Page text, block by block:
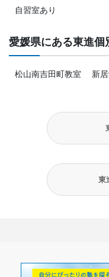
自習室あり
愛媛県にある東進個
松山南吉田町教室 新
東